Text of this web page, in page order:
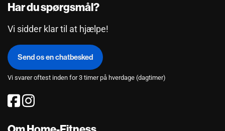
Har du spørgsmål?
Vi sidder klar til at hjælpe!
Send os en chatbesked
Vi svarer oftest inden for 3 timer på hverdage (dagtimer)